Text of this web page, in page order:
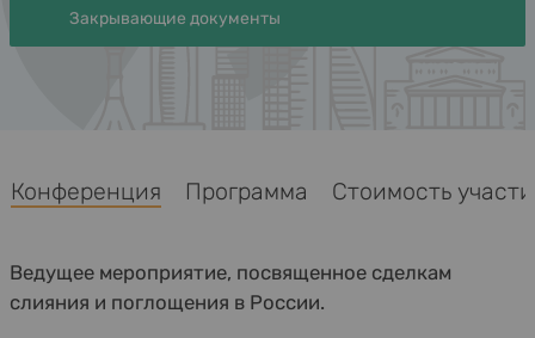
Закрывающие документы
Программа Стоимость участия
Ведущее мероприятие, посвященное сделкам
слияния и поглощения в России.